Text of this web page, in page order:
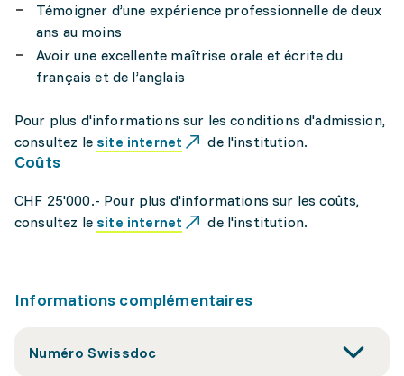
Témoigner d’une expérience professionnelle de deux
ans au moins
Avoir une excellente maîtrise orale et écrite du
français et de l’anglais
Pour plus d'informations sur les conditions d'admission,
consultez le site internet de l'institution.
Coûts
CHF 25'000.- Pour plus d'informations sur les coûts,
consultez le site internet de l'institution.
Informations complémentaires
Numéro Swissdoc